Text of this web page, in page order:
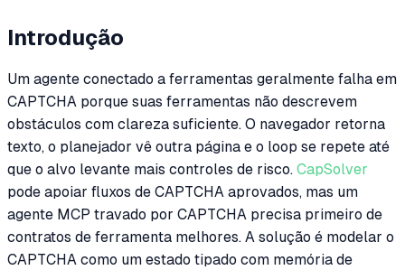
Introdução
Um agente conectado a ferramentas geralmente falha em
CAPTCHA porque suas ferramentas não descrevem
obstáculos com clareza suficiente. O navegador retorna
texto, o planejador vê outra página e o loop se repete até
que o alvo levante mais controles de risco. CapSolver
pode apoiar fluxos de CAPTCHA aprovados, mas um
agente MCP travado por CAPTCHA precisa primeiro de
contratos de ferramenta melhores. A solução é modelar o
CAPTCHA como um estado tipado com memória de